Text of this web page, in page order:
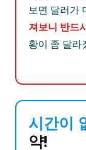
보면 달러가
져보니 반드
황이 좀 달라
시간이
약!